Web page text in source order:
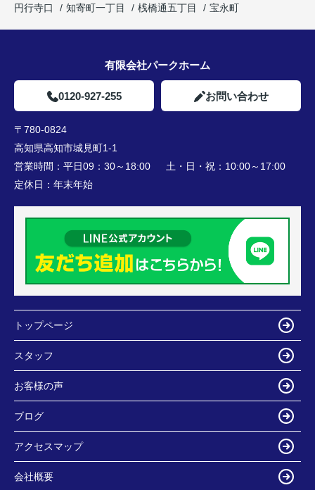
円行寺口
知寄町一丁目 桟橋通五丁目 宝永町
有限会社パークホーム
0120-927-255 お問い合わせ
〒780-0824
高知県高知市城見町1-1
営業時間： 平日09：30～18:00 土・日・祝：10:00～17:00
定休日： 年末年始
トップページ
スタッフ
お客様の声
ブログ
アクセスマップ
会社概要